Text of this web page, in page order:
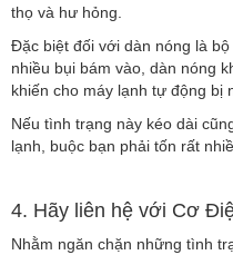
thọ và hư hỏng.
Đặc biệt đối với dàn nóng là
nhiều bụi bám vào, dàn nóng
khiến cho máy lạnh tự động bị
Nếu tình trạng này kéo dài
lạnh, buộc bạn phải tốn rất
4. Hãy liên hệ với Cơ
Nhằm ngăn chặn những tình